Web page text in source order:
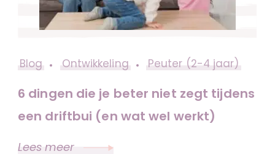
Blog Ontwikkeling Peuter (2-4 jaar)
6 dingen die je beter niet zegt tijdens
een driftbui (en wat wel werkt)
Lees meer